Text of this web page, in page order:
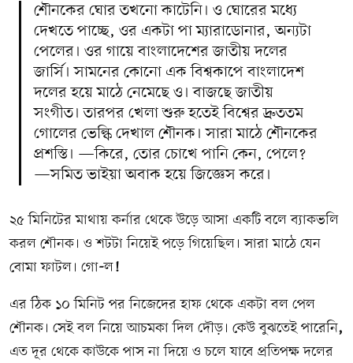
শৌনকের ঘোর তখনো কাটেনি। ও ঘোরের মধ্যে
দেখতে পাচ্ছে, ওর একটা পা ম্যারাডোনার, অন্যটা
পেলের। ওর গায়ে বাংলাদেশের জাতীয় দলের
জার্সি। সামনের কোনো এক বিশ্বকাপে বাংলাদেশ
দলের হয়ে মাঠে নেমেছে ও। বাজছে জাতীয়
সংগীত। তারপর খেলা শুরু হতেই বিশ্বের দ্রুততম
গোলের ভেল্কি দেখাল শৌনক। সারা মাঠে শৌনকের
প্রশস্তি। —কিরে, তোর চোখে পানি কেন, পেলে?
—সমিত ভাইয়া অবাক হয়ে জিজ্ঞেস করে।
২৫ মিনিটের মাথায় কর্নার থেকে উড়ে আসা একটি বলে ব্যাকভলি
করল শৌনক। ও শটটা নিয়েই পড়ে গিয়েছিল। সারা মাঠে যেন
বোমা ফাটল। গো-ল!
এর ঠিক ১০ মিনিট পর নিজেদের হাফ থেকে একটা বল পেল
শৌনক। সেই বল নিয়ে আচমকা দিল দৌড়। কেউ বুঝতেই পারেনি,
এত দূর থেকে কাউকে পাস না দিয়ে ও চলে যাবে প্রতিপক্ষ দলের